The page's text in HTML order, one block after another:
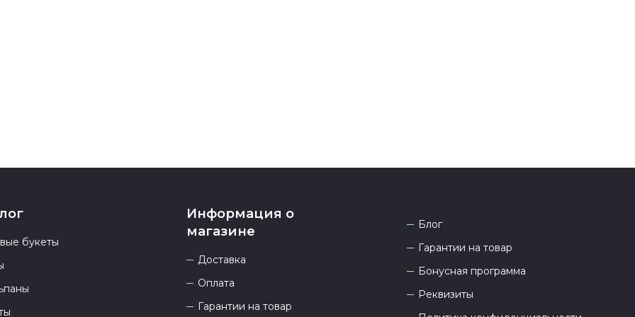
букеты
Информация о
магазине
Доставка
Оплата
Гарантии на товар
Блог
Гарантии на товар
Бонусная программа
Реквизиты